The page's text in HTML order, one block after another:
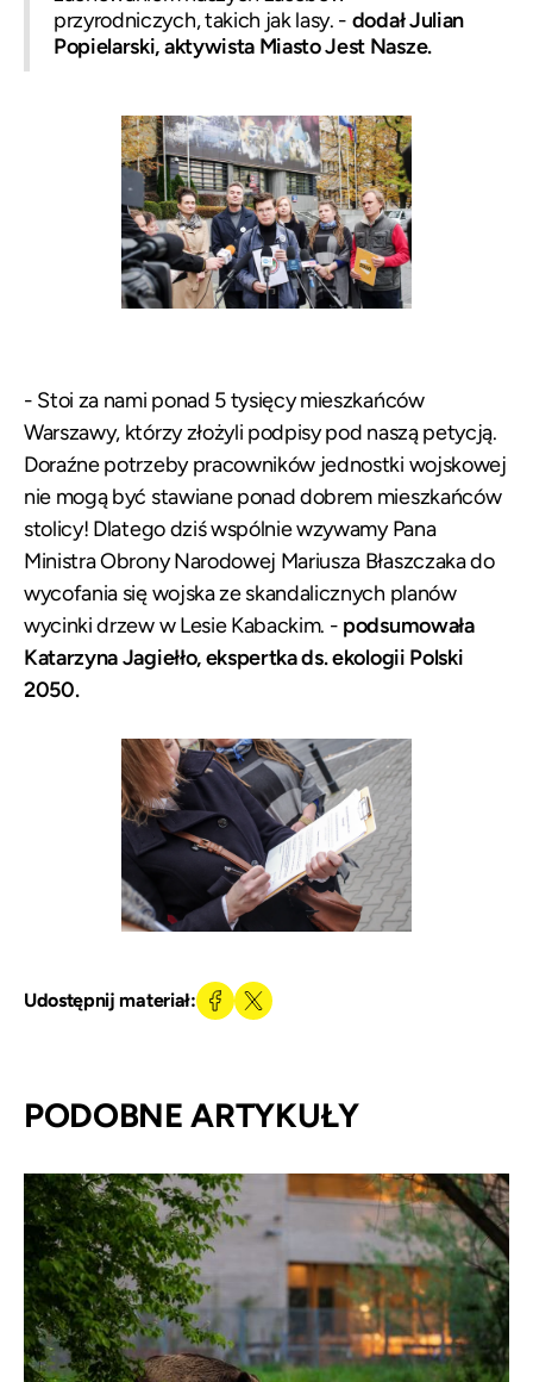
przyrodniczych, takich jak lasy. - dodał Julian
Popielarski, aktywista Miasto Jest Nasze.
- Stoi za nami ponad 5 tysięcy mieszkańców
Warszawy, którzy złożyli podpisy pod naszą petycją.
Doraźne potrzeby pracowników jednostki wojskowej
nie mogą być stawiane ponad dobrem mieszkańców
stolicy! Dlatego dziś wspólnie wzywamy Pana
Ministra Obrony Narodowej Mariusza Błaszczaka do
wycofania się wojska ze skandalicznych planów
wycinki drzew w Lesie Kabackim. - podsumowała
Katarzyna Jagiełło, ekspertka ds. ekologii Polski
2050.
Udostępnij materiał:
PODOBNE ARTYKUŁY